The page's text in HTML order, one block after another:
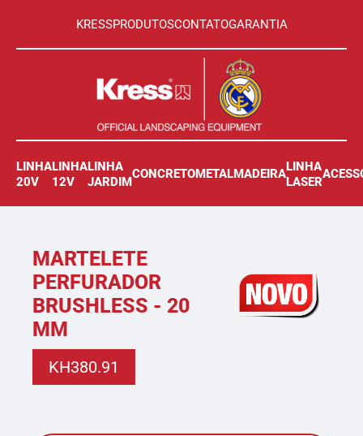
KRESSPRODUTOSCONTATOGARANTIA
LINHA
20V
LINHA
12V
LINHA
JARDIM
CONCRETOMETALMADEIRA
LINHA
LASER
MARTELETE
PERFURADOR
BRUSHLESS - 20
MM
KH380.91